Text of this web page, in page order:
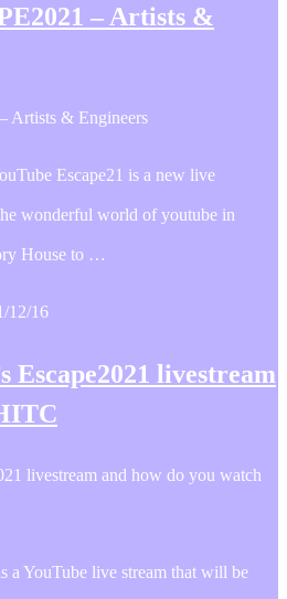
– Artists &
Artists & Engineers
Escape21 is a new live
wonderful world of youtube in
House to …
12/16
Escape2021 livestream
livestream and how do you watch
a YouTube live stream that will be